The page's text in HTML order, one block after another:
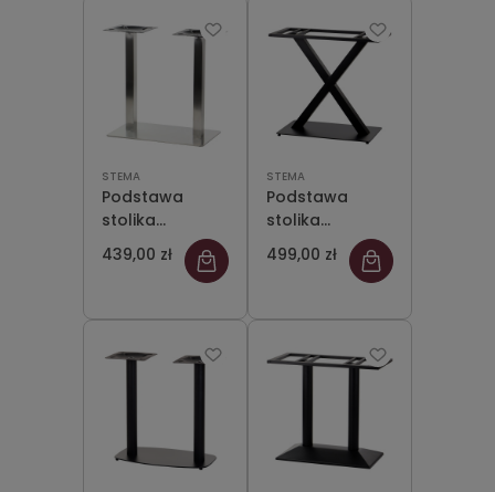
STEMA
Podstawa
stolika
podwójna SH-
3003-1/S/6,
(stelaż stolika),
stal
szczotkowana,
439,00 zł
STEMA
Podstawa
stolika
podwójna SH-
3007-2/B
(stelaż stolika),
wysokość 73
czarny
499,00 zł